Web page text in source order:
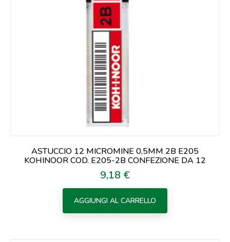
ASTUCCIO 12 MICROMINE 0,5MM 2B E205
KOHINOOR COD. E205-2B CONFEZIONE DA 12
Prezzo
9,18 €
AGGIUNGI AL CARRELLO